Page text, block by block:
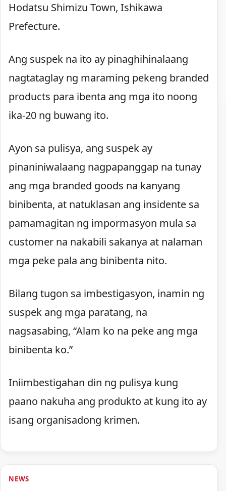
Hodatsu Shimizu Town, Ishikawa
Prefecture.
Ang suspek na ito ay pinaghihinalaang
nagtataglay ng maraming pekeng branded
products para ibenta ang mga ito noong
ika-20 ng buwang ito.
Ayon sa pulisya, ang suspek ay
pinaniniwalaang nagpapanggap na tunay
ang mga branded goods na kanyang
binibenta, at natuklasan ang insidente sa
pamamagitan ng impormasyon mula sa
customer na nakabili sakanya at nalaman
mga peke pala ang binibenta nito.
Bilang tugon sa imbestigasyon, inamin ng
suspek ang mga paratang, na
nagsasabing, “Alam ko na peke ang mga
binibenta ko.”
Iniimbestigahan din ng pulisya kung
paano nakuha ang produkto at kung ito ay
isang organisadong krimen.
NEWS